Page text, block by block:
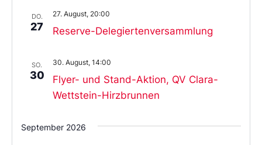
DO.
27 Reserve-Delegiertenversammlung
27. August, 20:00
SO.
30
Flyer- und Stand-Aktion, QV Clara-
Wettstein-Hirzbrunnen
30. August, 14:00
September 2026